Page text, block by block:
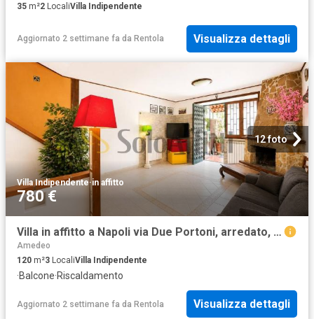
35 m²2 LocaliVilla Indipendente
Aggiornato 2 settimane fa da Rentola Visualizza dettagli
12 foto
Villa Indipendente·in affitto
780 €
Villa in affitto a Napoli via Due Portoni, arredato, terrazzo, riscaldamento autonomo TrovaCasa
Amedeo
120 m²3 LocaliVilla Indipendente
·Balcone·Riscaldamento
Aggiornato 2 settimane fa da Rentola Visualizza dettagli